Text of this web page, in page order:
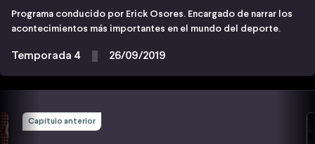
Programa conducido por Erick Osores. Encargado de narrar los
acontecimientos más importantes en el mundo del deporte.
Temporada 4 26/09/2019
Capítulo anterior